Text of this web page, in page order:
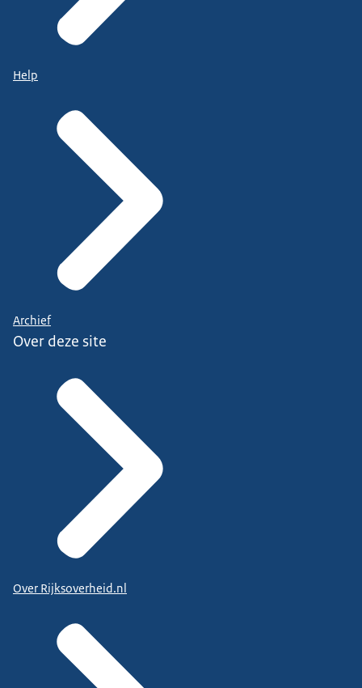
Help
Archief
Over deze site
Over Rijksoverheid.nl